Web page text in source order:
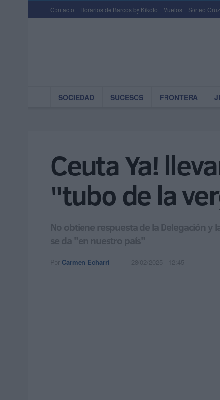
Contacto Horarios de Barcos by Kikoto Vuelos Sorteo
SOCIEDAD SUCESOS FRONTERA
Ceuta Ya!
"tubo de la
No obtiene respuesta de la Delegación
se da "en nuestro país"
Por Carmen Echarri 28/02/2025 - 12:45